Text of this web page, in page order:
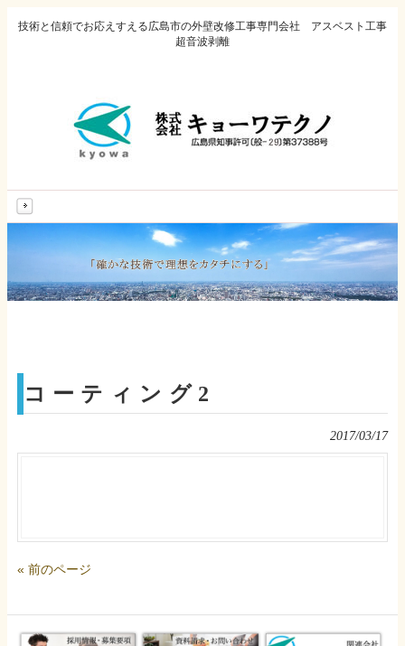
技術と信頼でお応えすえる広島市の外壁改修工事専門会社 アスベスト工事
超音波剥離
コーティング2
2017/03/17
« 前のページ